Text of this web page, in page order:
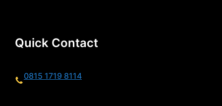
Quick Contact
0815 1719 8114